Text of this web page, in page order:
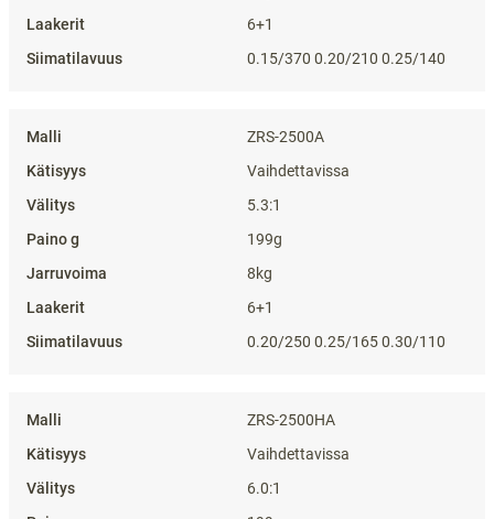
6+1
0.15/370 0.20/210 0.25/140
ZRS-2500A
Vaihdettavissa
5.3:1
199g
8kg
6+1
0.20/250 0.25/165 0.30/110
ZRS-2500HA
Vaihdettavissa
6.0:1